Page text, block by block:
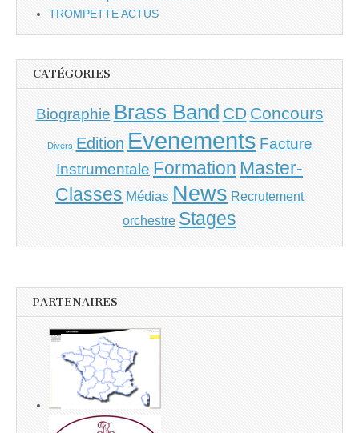
TROMPETTE ACTUS
CATÉGORIES
Biographie Brass Band CD Concours
Divers Edition Evenements Facture
Instrumentale Formation Master-
Classes Médias News Recrutement
orchestre Stages
PARTENAIRES